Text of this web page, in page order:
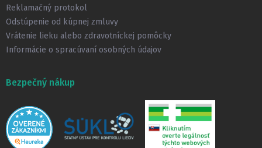
Reklamačný protokol
Odstúpenie od kúpnej zmluvy
Vrátenie lieku alebo zdravotníckej pomôcky
Informácie o spracúvaní osobných údajov
Bezpečný nákup